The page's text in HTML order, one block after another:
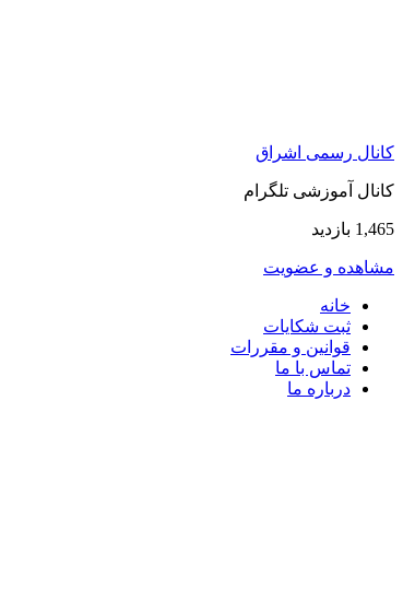
کانال رسمی اشراق
کانال آموزشی تلگرام
1,465 بازدید
مشاهده و عضویت
خانه
ثبت شکایات
قوانین و مقررات
تماس با ما
درباره ما